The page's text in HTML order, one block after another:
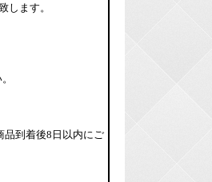
します。
品到着後8日以内にご